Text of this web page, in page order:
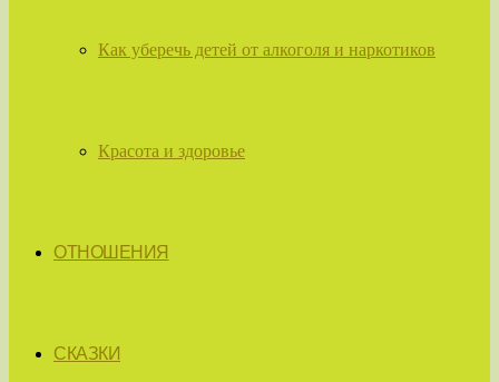
Как уберечь детей от алкоголя и наркотиков
Красота и здоровье
ОТНОШЕНИЯ
СКАЗКИ